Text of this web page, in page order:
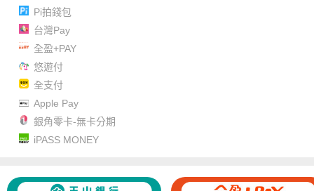
Pi拍錢包
台灣Pay
全盈+PAY
悠遊付
全支付
Apple Pay
銀角零卡-無卡分期
iPASS MONEY